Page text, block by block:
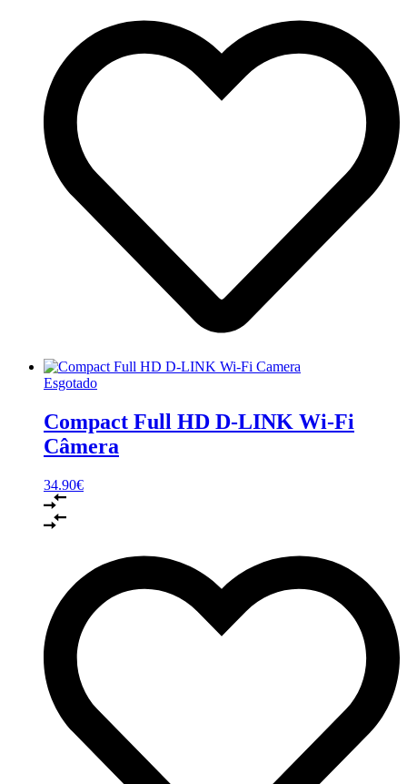
Esgotado
Compact Full HD D-LINK Wi-Fi
Câmera
34.90€